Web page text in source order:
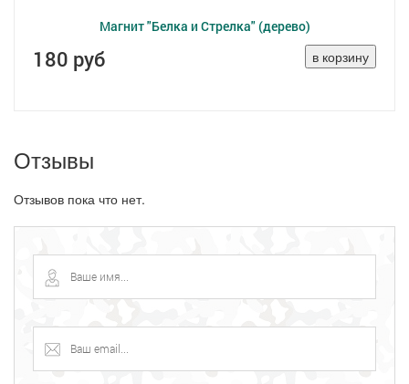
Магнит "Белка и Стрелка" (дерево)
180 руб
Отзывы
Отзывов пока что нет.